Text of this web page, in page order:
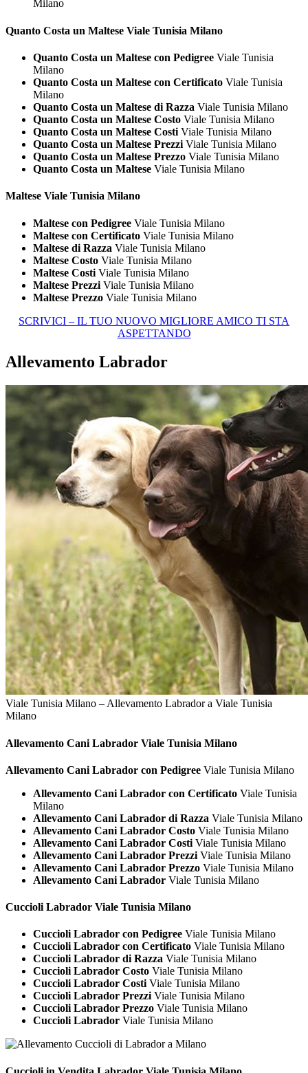
Milano
Quanto Costa un Maltese Viale Tunisia Milano
Quanto Costa un Maltese con Pedigree Viale Tunisia
Milano
Quanto Costa un Maltese con Certificato Viale Tunisia
Milano
Quanto Costa un Maltese di Razza Viale Tunisia Milano
Quanto Costa un Maltese Costo Viale Tunisia Milano
Quanto Costa un Maltese Costi Viale Tunisia Milano
Quanto Costa un Maltese Prezzi Viale Tunisia Milano
Quanto Costa un Maltese Prezzo Viale Tunisia Milano
Quanto Costa un Maltese Viale Tunisia Milano
Maltese Viale Tunisia Milano
Maltese con Pedigree Viale Tunisia Milano
Maltese con Certificato Viale Tunisia Milano
Maltese di Razza Viale Tunisia Milano
Maltese Costo Viale Tunisia Milano
Maltese Costi Viale Tunisia Milano
Maltese Prezzi Viale Tunisia Milano
Maltese Prezzo Viale Tunisia Milano
SCRIVICI – IL TUO NUOVO MIGLIORE AMICO TI STA
ASPETTANDO
Allevamento Labrador
Viale Tunisia Milano – Allevamento Labrador a Viale Tunisia
Milano
Allevamento Cani Labrador Viale Tunisia Milano
Allevamento Cani Labrador con Pedigree Viale Tunisia Milano
Allevamento Cani Labrador con Certificato Viale Tunisia
Milano
Allevamento Cani Labrador di Razza Viale Tunisia Milano
Allevamento Cani Labrador Costo Viale Tunisia Milano
Allevamento Cani Labrador Costi Viale Tunisia Milano
Allevamento Cani Labrador Prezzi Viale Tunisia Milano
Allevamento Cani Labrador Prezzo Viale Tunisia Milano
Allevamento Cani Labrador Viale Tunisia Milano
Cuccioli Labrador Viale Tunisia Milano
Cuccioli Labrador con Pedigree Viale Tunisia Milano
Cuccioli Labrador con Certificato Viale Tunisia Milano
Cuccioli Labrador di Razza Viale Tunisia Milano
Cuccioli Labrador Costo Viale Tunisia Milano
Cuccioli Labrador CostiViale Tunisia Milano
Cuccioli Labrador PrezziViale Tunisia Milano
Cuccioli Labrador Prezzo Viale Tunisia Milano
Cuccioli Labrador Viale Tunisia Milano